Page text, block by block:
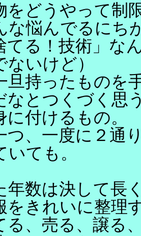
をどうやって制
な悩んでるにち
てる！技術」な
ないけど）
旦持ったものを
なとつくづく思
に付けるもの。
つ、一度に２通
いても。
年数は決して長
をきれいに整理
る、売る、譲る